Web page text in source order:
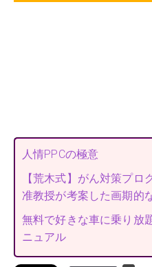
人情PPCの極意
【荒木式】がん対策プ
准教授が考案した画期的
無料で好きな車に乗り放
ニュアル